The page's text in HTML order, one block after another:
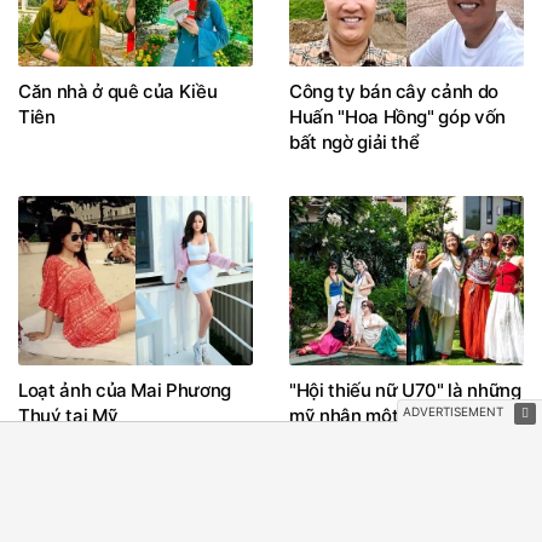
Căn nhà ở quê của Kiều
Tiên
Công ty bán cây cảnh do
Huấn "Hoa Hồng" góp vốn
bất ngờ giải thể
Loạt ảnh của Mai Phương
Thuý tại Mỹ
"Hội thiếu nữ U70" là những
mỹ nhân một thời của Nhà